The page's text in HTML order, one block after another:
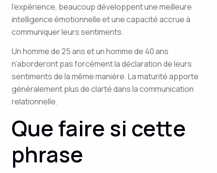
l’expérience, beaucoup développent une meilleure
intelligence émotionnelle et une capacité accrue à
communiquer leurs sentiments.
Un homme de 25 ans et un homme de 40 ans
n’aborderont pas forcément la déclaration de leurs
sentiments de la même manière. La maturité apporte
généralement plus de clarté dans la communication
relationnelle.
Que faire si cette
phrase